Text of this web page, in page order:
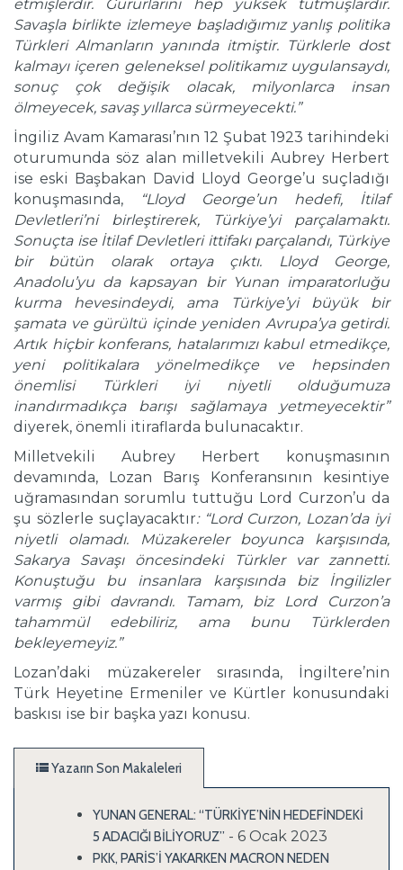
etmişlerdir. Gururlarını hep yüksek tutmuşlardır.
Savaşla birlikte izlemeye başladığımız yanlış politika
Türkleri Almanların yanında itmiştir. Türklerle dost
kalmayı içeren geleneksel politikamız uygulansaydı,
sonuç çok değişik olacak, milyonlarca insan
ölmeyecek, savaş yıllarca sürmeyecekti.”
İngiliz Avam Kamarası’nın 12 Şubat 1923 tarihindeki
oturumunda söz alan milletvekili Aubrey Herbert
ise eski Başbakan David Lloyd George’u suçladığı
konuşmasında,
“Lloyd George’un hedefi, İtilaf
Devletleri’ni birleştirerek, Türkiye’yi parçalamaktı.
Sonuçta ise İtilaf Devletleri ittifakı parçalandı, Türkiye
bir bütün olarak ortaya çıktı. Lloyd George,
Anadolu’yu da kapsayan bir Yunan imparatorluğu
kurma hevesindeydi, ama Türkiye’yi büyük bir
şamata ve gürültü içinde yeniden Avrupa’ya getirdi.
Artık hiçbir konferans, hatalarımızı kabul etmedikçe,
yeni politikalara yönelmedikçe ve hepsinden
önemlisi Türkleri iyi niyetli olduğumuza
inandırmadıkça barışı sağlamaya yetmeyecektir”
diyerek, önemli itiraflarda bulunacaktır.
Milletvekili Aubrey Herbert konuşmasının
devamında, Lozan Barış Konferansının kesintiye
uğramasından sorumlu tuttuğu Lord Curzon’u da
şu sözlerle suçlayacaktır: “Lord Curzon, Lozan’da iyi
niyetli olamadı. Müzakereler boyunca karşısında,
Sakarya Savaşı öncesindeki Türkler var zannetti.
Konuştuğu bu insanlara karşısında biz İngilizler
varmış gibi davrandı. Tamam, biz Lord Curzon’a
tahammül edebiliriz, ama bunu Türklerden
bekleyemeyiz.”
Lozan’daki müzakereler sırasında, İngiltere’nin
Türk Heyetine Ermeniler ve Kürtler konusundaki
baskısı ise bir başka yazı konusu.
Yazarın Son Makaleleri
YUNAN GENERAL: “TÜRKİYE’NİN HEDEFİNDEKİ
5 ADACIĞI BİLİYORUZ” - 6 Ocak 2023
PKK, PARİS’İ YAKARKEN MACRON NEDEN